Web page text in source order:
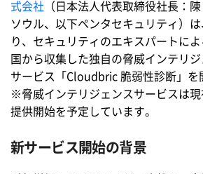
式会社 （日本法人代表取締役社長：
ソウル、以下ペンタセキュリティ）
り、セキュリティのエキスパートに
国から収集した独自の脅威インテリ
サービス「Cloudbric 脆弱性診断」を
※脅威インテリジェンスサービスは
提供開始を予定しています。
新サービス開始の背景